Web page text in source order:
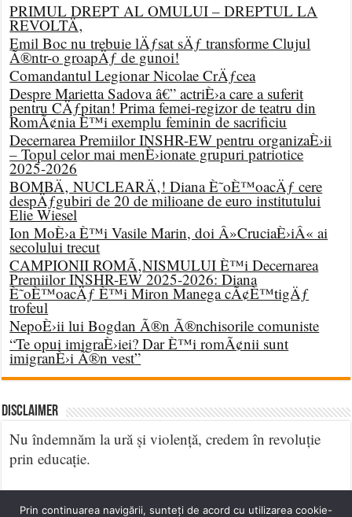
PRIMUL DREPT AL OMULUI – DREPTUL LA
REVOLTÄ‚
Emil Boc nu trebuie lÄƒsat sÄƒ transforme Clujul
Ã®ntr-o groapÄƒ de gunoi!
Comandantul Legionar Nicolae CrÄƒcea
Despre Marietta Sadova â€” actriÈ›a care a suferit
pentru CÄƒpitan! Prima femei-regizor de teatru din
RomÃ¢nia È™i exemplu feminin de sacrificiu
Decernarea Premiilor INSHR-EW pentru organizaÈ›ii
– Topul celor mai menÈ›ionate grupuri patriotice
2025-2026
BOMBÄ‚ NUCLEARÄ‚! Diana È˜oÈ™oacÄƒ cere
despÄƒgubiri de 20 de milioane de euro institutului
Elie Wiesel
Ion MoÈ›a È™i Vasile Marin, doi Â»CruciaÈ›iÂ« ai
secolului trecut
CAMPIONII ROMÃ‚NISMULUI È™i Decernarea
Premiilor INSHR-EW 2025-2026: Diana
È˜oÈ™oacÄƒ È™i Miron Manega cÃ¢È™tigÄƒ
trofeul
NepoÈ›ii lui Bogdan Ã®n Ã®nchisorile comuniste
“Te opui imigraÈ›iei? Dar È™i romÃ¢nii sunt
imigranÈ›i Ã®n vest”
DISCLAIMER
Nu îndemnăm la ură și violență, credem în revoluție
prin educație.
Prin continuarea navigării, sunteți de acord cu utilizarea cookie-